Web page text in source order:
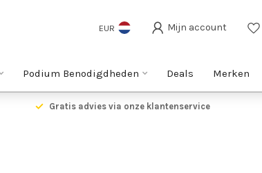
EUR Mijn account
Podium Benodigdheden Deals Merken
Gratis advies via onze klantenservice